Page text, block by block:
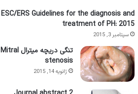
ESC/ERS Guidelines for the diagnosis and
treatment of PH: 2015
سپتامبر 3, 2015
تنگی دریچه میترال Mitral
stenosis
ژانویه 14, 2015